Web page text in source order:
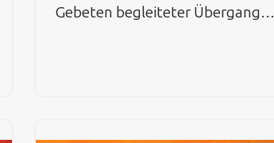
Gebeten begleiteter Übergang…